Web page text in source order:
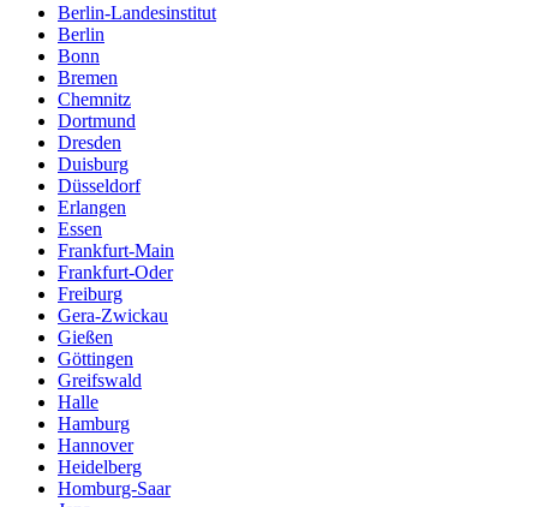
Berlin-Landesinstitut
Berlin
Bonn
Bremen
Chemnitz
Dortmund
Dresden
Duisburg
Düsseldorf
Erlangen
Essen
Frankfurt-Main
Frankfurt-Oder
Freiburg
Gera-Zwickau
Gießen
Göttingen
Greifswald
Halle
Hamburg
Hannover
Heidelberg
Homburg-Saar